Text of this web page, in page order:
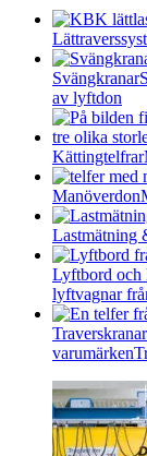
Svängkranar
av lyftdon
Kättingtelfrar
Manöverdon
Lastmätning
Lyftbord och
lyftvagnar
varumärken